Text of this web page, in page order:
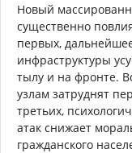
Новый
существенно
первых,
инфраструктуры
тылу и на фронте.
узлам затруднят
третьих,
атак снижает
гражданского